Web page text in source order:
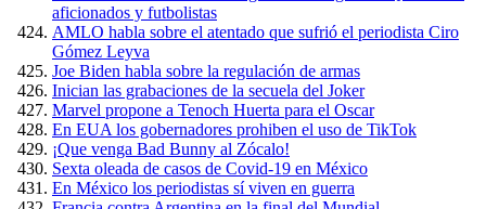
aficionados y futbolistas
AMLO habla sobre el atentado que sufrió el periodista Ciro
Gómez Leyva
Joe Biden habla sobre la regulación de armas
Inician las grabaciones de la secuela del Joker
Marvel propone a Tenoch Huerta para el Oscar
En EUA los gobernadores prohiben el uso de TikTok
¡Que venga Bad Bunny al Zócalo!
Sexta oleada de casos de Covid-19 en México
En México los periodistas sí viven en guerra